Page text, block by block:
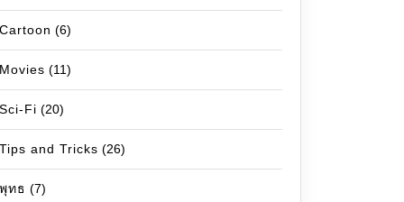
Cartoon (6)
Movies (11)
Sci-Fi (20)
Tips and Tricks (26)
พุทธ (7)